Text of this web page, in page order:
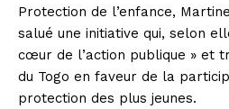
Protection de l’enfance,
salué une initiative qui, selon
cœur de l’action publique » et
du Togo en faveur de la
protection des plus jeunes.